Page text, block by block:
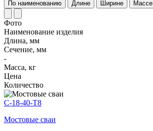
По наименованию Длине Ширине Массе
Фото
Наименование изделия
Длина, мм
Сечение, мм
-
Масса, кг
Цена
Количество
С-18-40-Т8
Мостовые сваи